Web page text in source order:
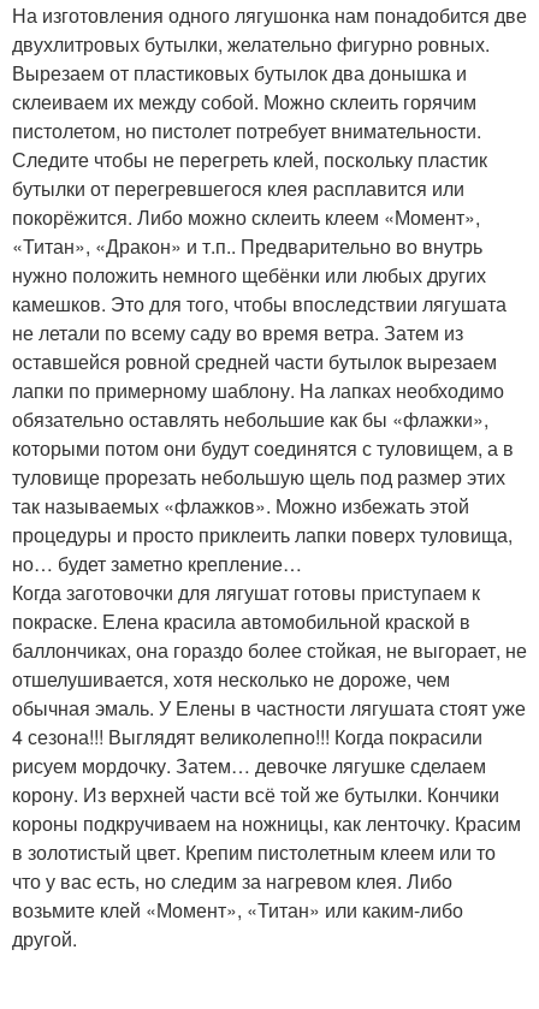
На изготовления одного лягушонка нам понадобится две
двухлитровых бутылки, желательно фигурно ровных.
Вырезаем от пластиковых бутылок два донышка и
склеиваем их между собой. Можно склеить горячим
пистолетом, но пистолет потребует внимательности.
Следите чтобы не перегреть клей, поскольку пластик
бутылки от перегревшегося клея расплавится или
покорёжится. Либо можно склеить клеем «Момент»,
«Титан», «Дракон» и т.п.. Предварительно во внутрь
нужно положить немного щебёнки или любых других
камешков. Это для того, чтобы впоследствии лягушата
не летали по всему саду во время ветра. Затем из
оставшейся ровной средней части бутылок вырезаем
лапки по примерному шаблону. На лапках необходимо
обязательно оставлять небольшие как бы «флажки»,
которыми потом они будут соединятся с туловищем, а в
туловище прорезать небольшую щель под размер этих
так называемых «флажков». Можно избежать этой
процедуры и просто приклеить лапки поверх туловища,
но… будет заметно крепление…
Когда заготовочки для лягушат готовы приступаем к
покраске. Елена красила автомобильной краской в
баллончиках, она гораздо более стойкая, не выгорает, не
отшелушивается, хотя несколько не дороже, чем
обычная эмаль. У Елены в частности лягушата стоят уже
4 сезона!!! Выглядят великолепно!!! Когда покрасили
рисуем мордочку. Затем… девочке лягушке сделаем
корону. Из верхней части всё той же бутылки. Кончики
короны подкручиваем на ножницы, как ленточку. Красим
в золотистый цвет. Крепим пистолетным клеем или то
что у вас есть, но следим за нагревом клея. Либо
возьмите клей «Момент», «Титан» или каким-либо
другой.